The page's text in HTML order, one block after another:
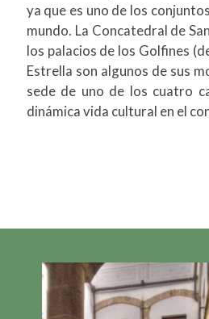
ya que es uno de los
mundo. La Concatedral de
los palacios de los Golfines
Estrella son algunos de sus
sede de uno de los cuatro
dinámica vida cultural en el